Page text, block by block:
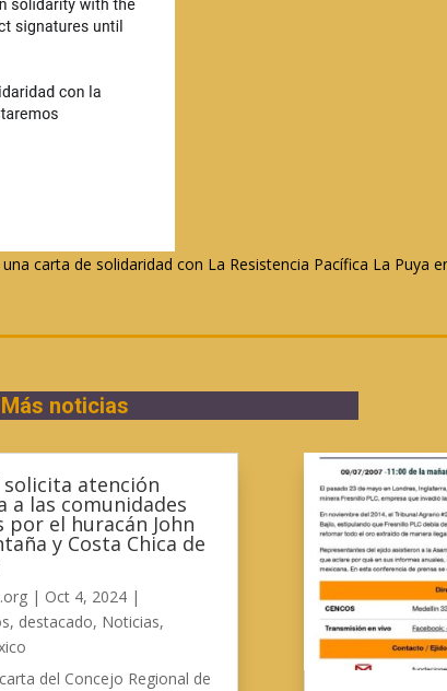
carta de solidaridad con La Resistencia Pacífica La Puya
Más noticias
solicita atención
a las comunidades
por el huracán John
y Costa Chica de
| Oct 4, 2024|
, destacado, Noticias,
del Concejo Regional de